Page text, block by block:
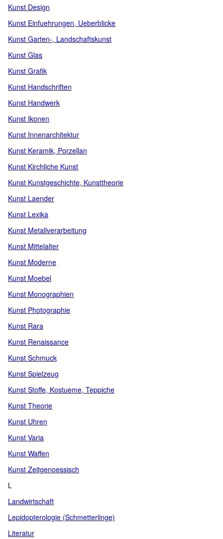
Kunst Design
Kunst Einfuehrungen, Ueberblicke
Kunst Garten-, Landschaftskunst
Kunst Glas
Kunst Grafik
Kunst Handschriften
Kunst Handwerk
Kunst Ikonen
Kunst Innenarchitektur
Kunst Keramik, Porzellan
Kunst Kirchliche Kunst
Kunst Kunstgeschichte, Kunsttheorie
Kunst Laender
Kunst Lexika
Kunst Metallverarbeitung
Kunst Mittelalter
Kunst Moderne
Kunst Moebel
Kunst Monographien
Kunst Photographie
Kunst Rara
Kunst Renaissance
Kunst Schmuck
Kunst Spielzeug
Kunst Stoffe, Kostueme, Teppiche
Kunst Theorie
Kunst Uhren
Kunst Varia
Kunst Waffen
Kunst Zeitgenoessisch
L
Landwirtschaft
Lepidopterologie (Schmetterlinge)
Literatur